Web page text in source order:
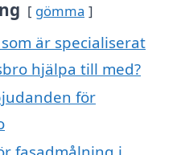
gömma
är specialiserat
hjälpa till med?
för